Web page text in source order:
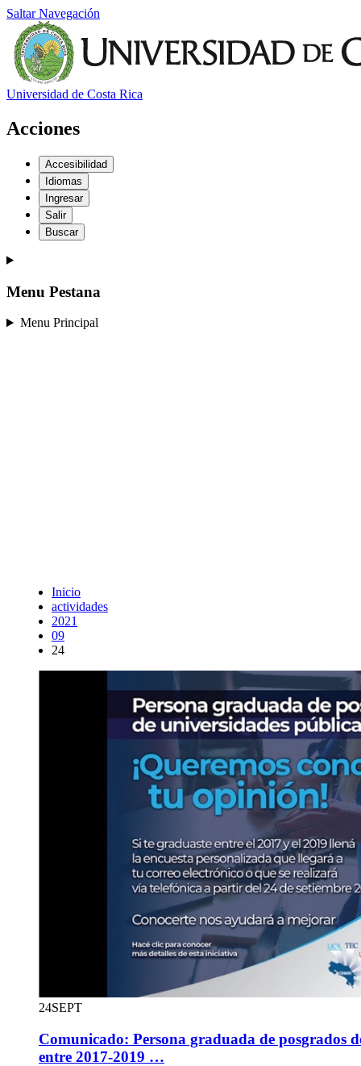
Saltar Navegación
Universidad de Costa Rica
Acciones
Accesibilidad
Idiomas
Ingresar
Salir
Buscar
Menu Pestana
Menu Principal
Inicio
actividades
2021
09
24
24SEPT
Comunicado: Persona graduada de posgrados
entre 2017-2019 …